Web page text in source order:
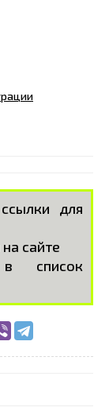
для
сайте
список